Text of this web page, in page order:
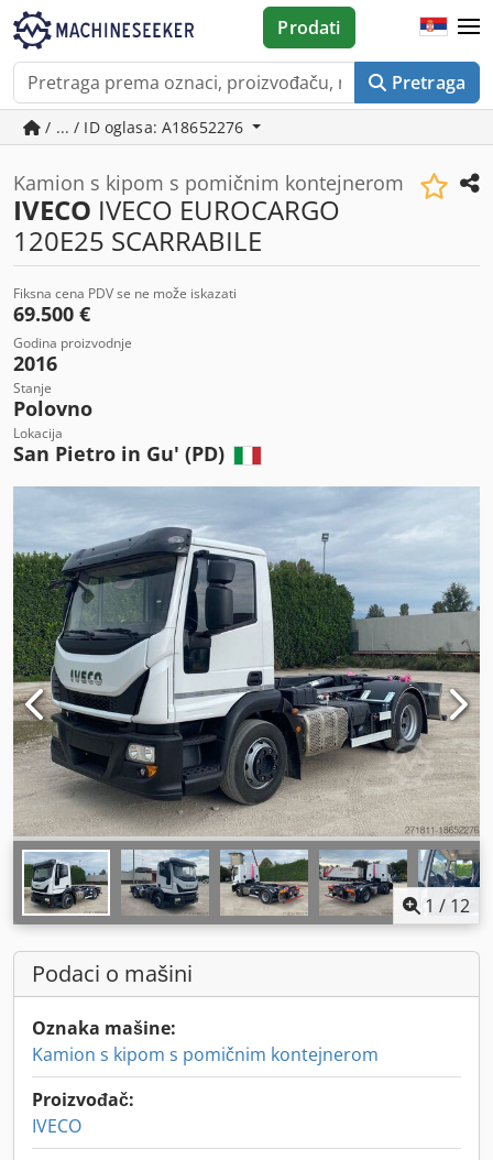
Pretraga
Prodati
/ ... / ID oglasa: A18652276
Kamion s kipom s pomičnim kontejnerom
IVECO IVECO EUROCARGO
120E25 SCARRABILE
Fiksna cena PDV se ne može iskazati
69.500 €
Godina proizvodnje
2016
Stanje
Polovno
Lokacija
San Pietro in Gu' (PD)
1 / 12
Podaci o mašini
Oznaka mašine:
Kamion s kipom s pomičnim kontejnerom
Proizvođač:
IVECO